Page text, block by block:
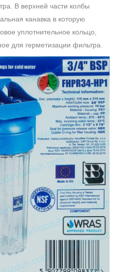
В верхней части колбы
канавка в которую
уплотнительное кольцо,
для герметизации фильтра.